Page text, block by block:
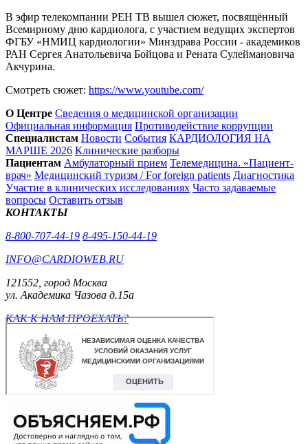
В эфир телекомпании РЕН ТВ вышел сюжет, посвящённый
Всемирному дню кардиолога, с участием ведущих экспертов
ФГБУ «НМИЦ кардиологии» Минздрава России - академиков
РАН Сергея Анатольевича Бойцова и Рената Сулеймановича
Акчурина.
Смотреть сюжет: https://www.youtube.com/
О Центре Сведения о медицинской организации
Официальная информация Противодействие коррупции
Специалистам Новости События КАРДИОЛОГИЯ НА
МАРШЕ 2026 Клинические разборы
Пациентам Амбулаторный прием Телемедицина. «Пациент-
врач» Медицинский туризм / For foreign patients Диагностика
Участие в клинических исследованиях Часто задаваемые
вопросы Оставить отзыв
КОНТАКТЫ
8-800-707-44-19 8-495-150-44-19
INFO@CARDIOWEB.RU
121552, город Москва
ул. Академика Чазова д.15а
КАК К НАМ ПРОЕХАТЬ?